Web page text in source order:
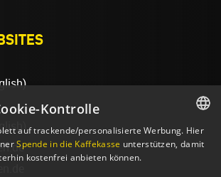
GERMAN
Kontrolle
auf trackende/personalisierte Werbung. Hier
Spende in die Kaffekasse unterstützen, damit
kostenfrei anbieten können.